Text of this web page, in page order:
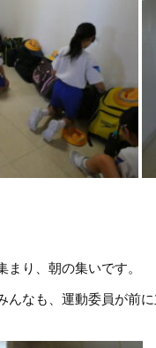
り、朝の集いです。
んなも、運動委員が前